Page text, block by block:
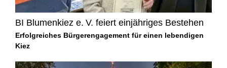
BI Blumenkiez e. V. feiert einjähriges Bestehen
Erfolgreiches Bürgerengagement für einen lebendigen
Kiez